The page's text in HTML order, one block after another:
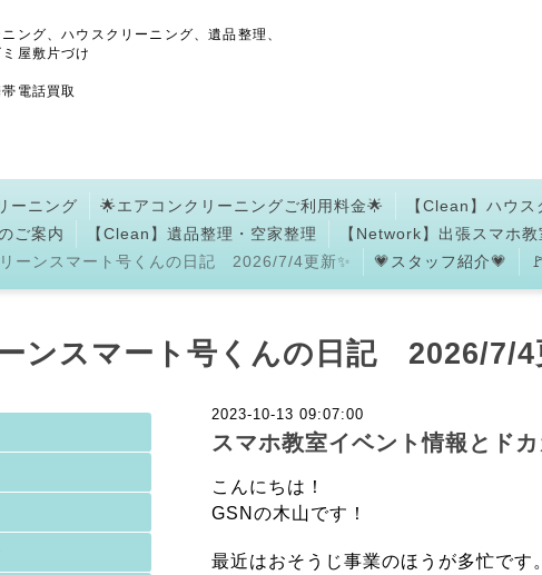
】
ング、ハウスクリーニング、遺品整理、
屋敷片づけ
電話買取
ーニング 🌟エアコンクリーニングご利用料金🌟 【Clean】ハウ
ご案内 【Clean】遺品整理・空家整理 【Network】出張スマホ教
ーンスマート号くんの日記 2026/7/4更新✨ 💗スタッフ紹介💗
ンスマート号くんの日記 2026/7/4
2023-10-13 09:07:00
スマホ教室イベント情報とド
こんにちは！
GSNの木山です！
最近はおそうじ事業のほうが多忙です。